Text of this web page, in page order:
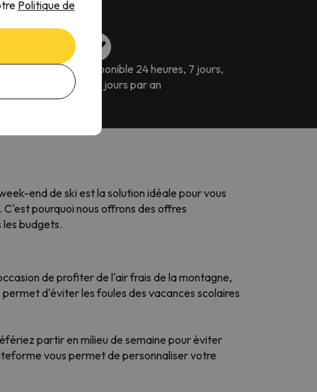
Disponible 24 heures, 7 jours,
365 jours par an
end de ski est la solution idéale pour vous
pourquoi nous offrons des offres
budgets.
de profiter de l'air frais de la montagne,
d'éviter les foules des vacances scolaires
partir en milieu de semaine pour éviter
vous permet de personnaliser votre
Politique de